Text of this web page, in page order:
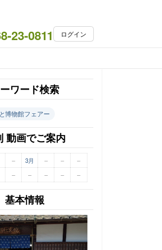
23-0811 ログイン
ワード検索
博物館フェアー
動画でご案内
– 3月 – –
–
– – – – –
基本情報